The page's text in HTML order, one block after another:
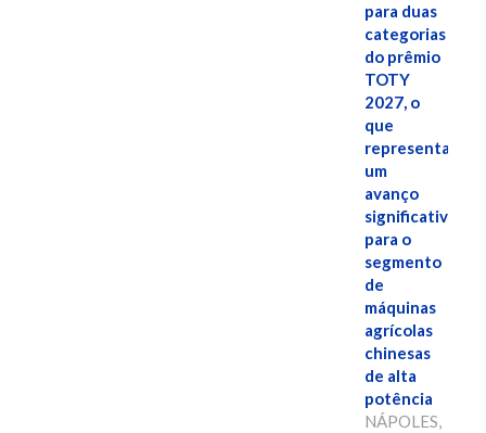
para duas
categorias
do prêmio
TOTY
2027, o
que
representa
um
avanço
significativo
para o
segmento
de
máquinas
agrícolas
chinesas
de alta
potência
NÁPOLES,